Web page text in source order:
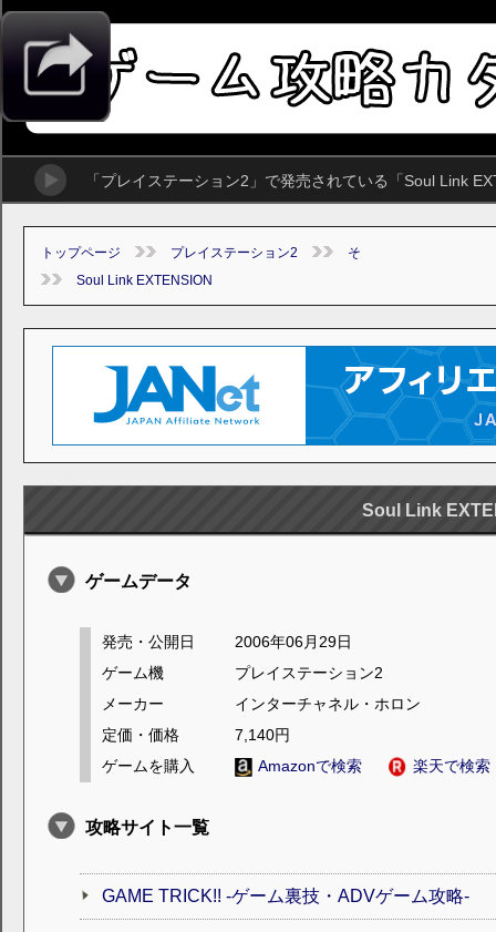
「プレイステーション2」で発売されている「Soul Link
トップページ プレイステーション2
そ
Soul Link EXTENSION
Soul Link
ゲームデータ
発売・公開日
2006年06月29日
ゲーム機
プレイステーション2
メーカー
インターチャネル・ホロン
定価・価格
7,140円
ゲームを購入
Amazonで検索 楽天で検索
攻略サイト一覧
GAME TRICK!! -ゲーム裏技・ADVゲーム攻略-